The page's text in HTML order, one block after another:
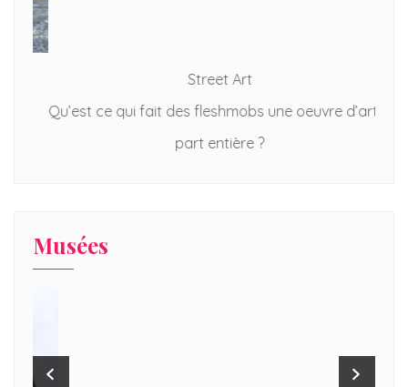
Street Art
Qu’est ce qui fait des fleshmobs une oeuvre d’art à
part entière ?
Musées